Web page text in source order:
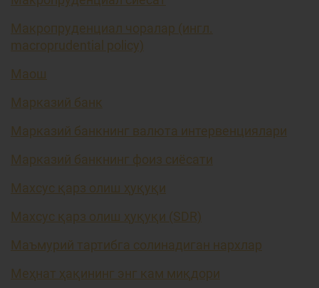
Макропруденциал чоралар (ингл.
macroprudential policy)
Маош
Марказий банк
Марказий банкнинг валюта интервенциялари
Марказий банкнинг фоиз сиёсати
Махсус қарз олиш ҳуқуқи
Махсус қарз олиш ҳуқуқи (SDR)
Маъмурий тартибга солинадиган нархлар
Меҳнат ҳақининг энг кам миқдори